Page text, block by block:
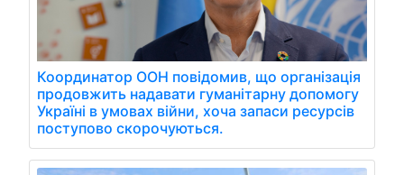
Координатор ООН повідомив, що організація
продовжить надавати гуманітарну допомогу
Україні в умовах війни, хоча запаси ресурсів
поступово скорочуються.